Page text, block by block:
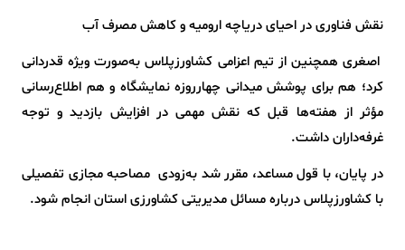
نقش فناوری در احیای دریاچه ارومیه و کاهش مصرف آب
اصغری همچنین از تیم اعزامی کشاورزپلاس به‌صورت ویژه قدردانی
کرد؛ هم برای پوشش میدانی چهارروزه نمایشگاه و هم اطلاع‌رسانی
مؤثر از هفته‌ها قبل که نقش مهمی در افزایش بازدید و توجه
غرفه‌داران داشت.
در پایان، با قول مساعد، مقرر شد به‌زودی مصاحبه مجازی تفصیلی
با کشاورزپلاس درباره مسائل مدیریتی کشاورزی استان انجام شود.